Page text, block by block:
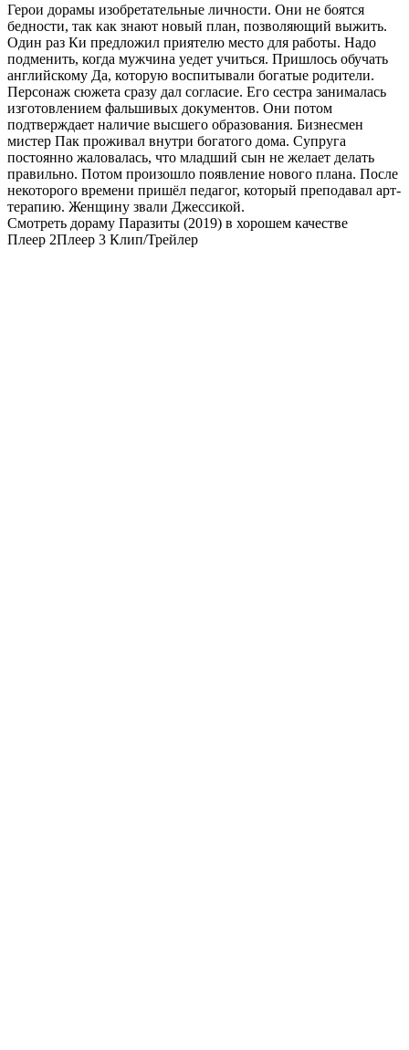
Герои дорамы изобретательные личности. Они не боятся
бедности, так как знают новый план, позволяющий выжить.
Один раз Ки предложил приятелю место для работы. Надо
подменить, когда мужчина уедет учиться. Пришлось обучать
английскому Да, которую воспитывали богатые родители.
Персонаж сюжета сразу дал согласие. Его сестра занималась
изготовлением фальшивых документов. Они потом
подтверждает наличие высшего образования. Бизнесмен
мистер Пак проживал внутри богатого дома. Супруга
постоянно жаловалась, что младший сын не желает делать
правильно. Потом произошло появление нового плана. После
некоторого времени пришёл педагог, который преподавал арт-
терапию. Женщину звали Джессикой.
Смотреть дораму Паразиты (2019) в хорошем качестве
Плеер 2Плеер 3 Клип/Трейлер